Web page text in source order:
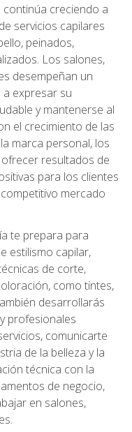
continúa creciendo a
servicios capilares
peinados,
Los salones,
desempeñan un
a expresar su
y mantenerse al
el crecimiento de las
marca personal, los
resultados de
para los clientes
mercado
te prepara para
estilismo capilar,
de corte,
como tintes,
desarrollarás
profesionales
comunicarte
de la belleza y la
técnica con la
de negocio,
en salones,